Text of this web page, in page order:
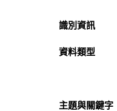
識別資訊
資料類型
主題與關鍵字